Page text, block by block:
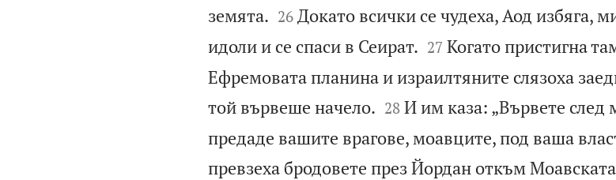
земята.
26 Докато всички се чудеха, Аод избяга,
идоли и се спаси в Сеират.
27 Когато пристигна
Ефремовата планина и израилтяните слязоха
той вървеше начело.
28 И им каза: „Вървете след
предаде вашите врагове, моавците, под ваша
превзеха бродовете през Йордан откъм